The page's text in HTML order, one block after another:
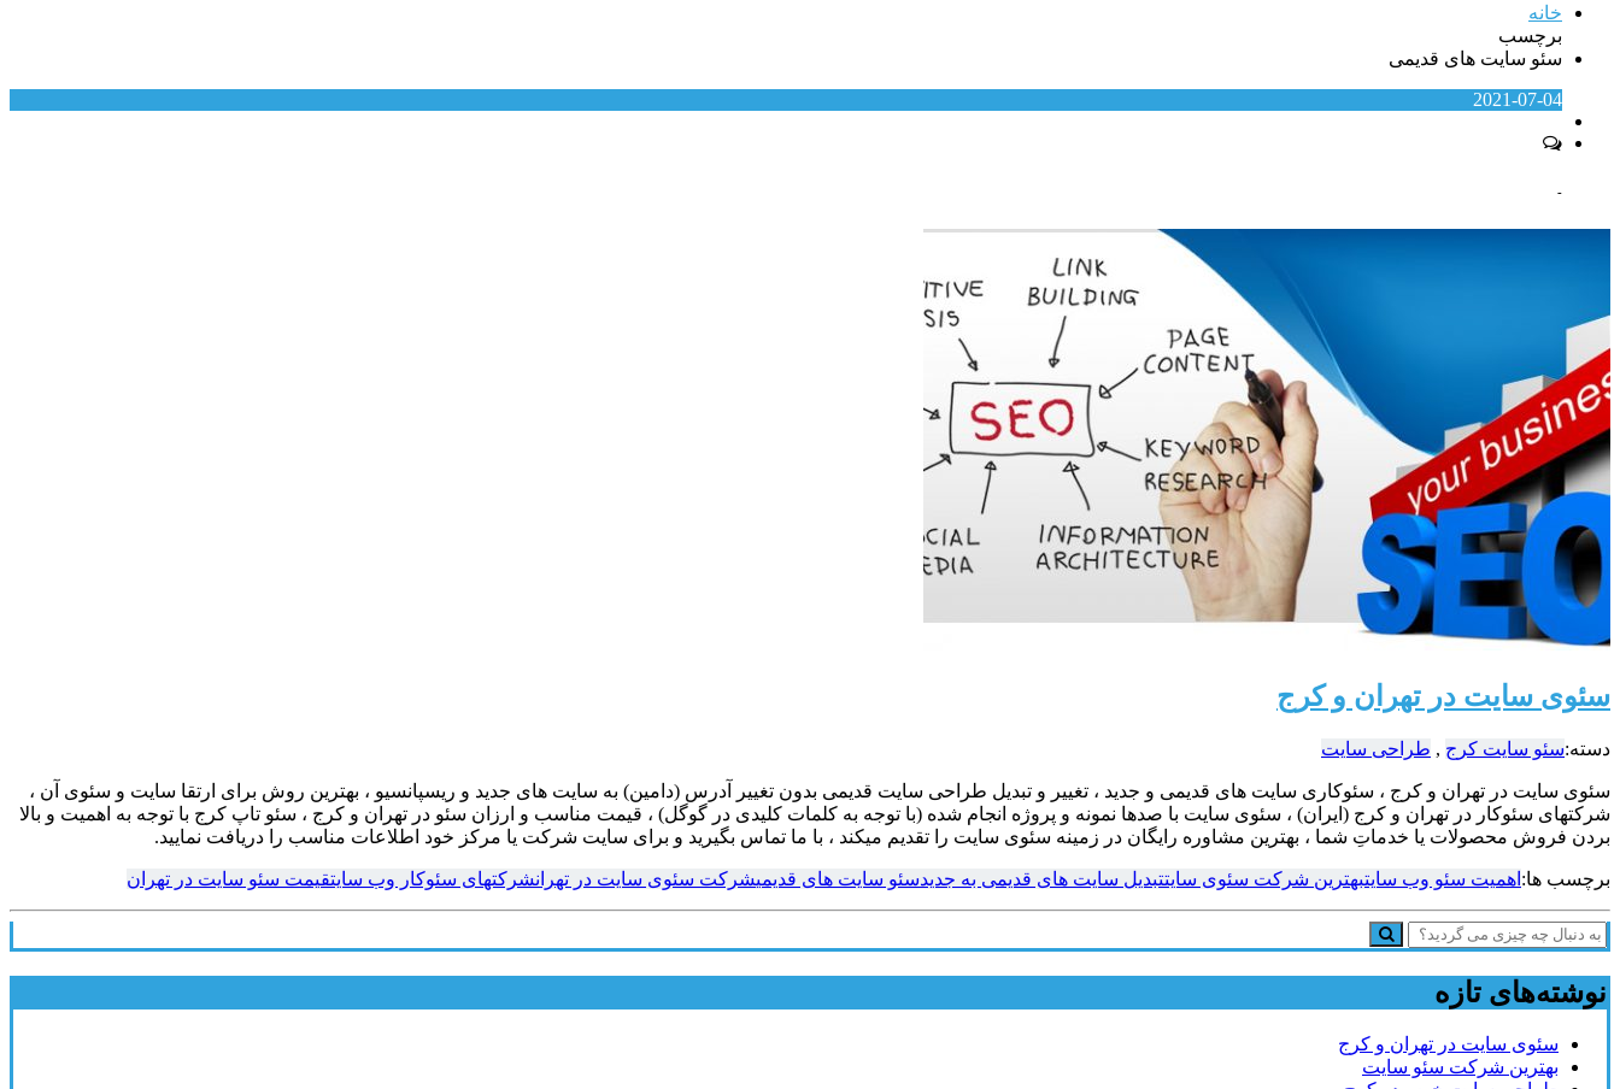
خانه
برچسب
سئو سایت های قدیمی
2021-07-04
-
سئوی سایت در تهران و کرج
دسته:سئو سایت کرج , طراحی سایت
سئوی سایت در تهران و کرج ، سئوکاری سایت های قدیمی و جدید ، تغییر و تبدیل طراحی سایت قدیمی بدون تغییر آدرس (دامین) به سایت های جدید و ریسپانسیو ، بهترین روش برای ارتقا سایت و سئوی آن ،
شرکتهای سئوکار در تهران و کرج (ایران) ، سئوی سایت با صدها نمونه و پروژه انجام شده (با توجه به کلمات کلیدی در گوگل) ، قیمت مناسب و ارزان سئو در تهران و کرج ، سئو تاپ کرج با توجه به اهمیت و بالا
بردن فروش محصولات یا خدماتِ شما ، بهترین مشاوره رایگان در زمینه سئوی سایت را تقدیم میکند ، با ما تماس بگیرید و برای سایت شرکت یا مرکز خود اطلاعات مناسب را دریافت نمایید.
برچسب ها: اهمیت سئو وب سایتبهترین شرکت سئوی سایتتبدیل سایت های قدیمی به جدیدسئو سایت های قدیمیشرکت سئوی سایت در تهرانشرکتهای سئوکار وب سایتقیمت سئو سایت در تهران
نوشته‌های تازه
سئوی سایت در تهران و کرج
بهترین شرکت سئو سایت